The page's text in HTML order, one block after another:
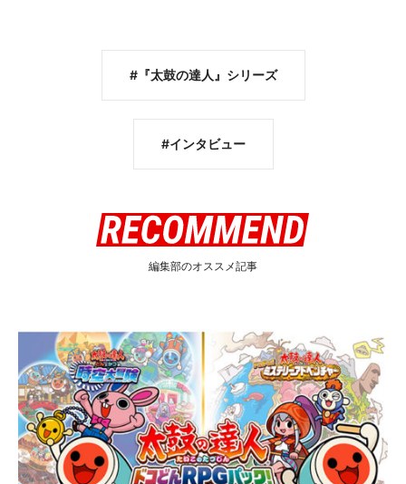
『太鼓の達人』シリーズ
インタビュー
編集部のオススメ記事